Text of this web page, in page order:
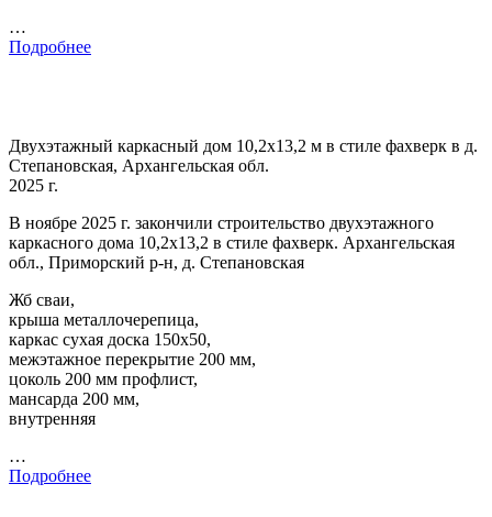
…
Подробнее
Двухэтажный каркасный дом 10,2х13,2 м в стиле фахверк в д.
Степановская, Архангельская обл.
2025 г.
В ноябре 2025 г. закончили строительство двухэтажного
каркасного дома 10,2х13,2 в стиле фахверк. Архангельская
обл., Приморский р-н, д. Степановская
Жб сваи,
крыша металлочерепица,
каркас сухая доска 150х50,
межэтажное перекрытие 200 мм,
цоколь 200 мм профлист,
мансарда 200 мм,
внутренняя
…
Подробнее